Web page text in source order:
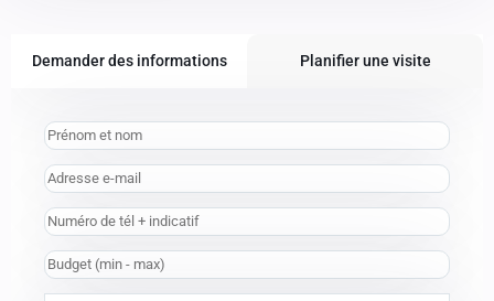
Demander des informations Planifier une visite